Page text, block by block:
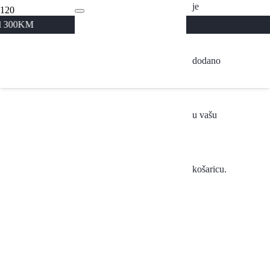
je
dodano
u vašu
košaricu.